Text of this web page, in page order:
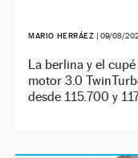
MARIO HERRÁEZ | 09/08/
La berlina y el
motor 3.0
desde 115.700 y